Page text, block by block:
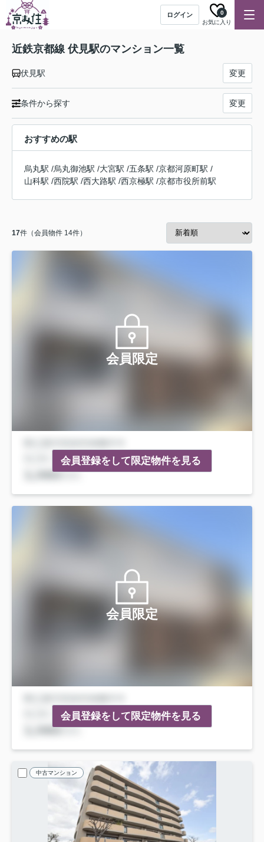
ログイン
お気に入り
0
近鉄京都線 伏見駅のマンション一覧
伏見駅 変更
条件から探す 変更
おすすめの駅
烏丸駅 /烏丸御池駅 /大宮駅 /五条駅 /京都河原町駅 /
山科駅 /西院駅 /西大路駅 /西京極駅 /京都市役所前駅
17件（会員物件 14件）
会員限定
会員登録をして限定物件を見る
会員限定
会員登録をして限定物件を見る
中古マンション